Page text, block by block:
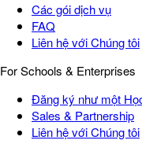
Các gói dịch vụ
FAQ
Liên hệ với Chúng tôi
For Schools & Enterprises
Đăng ký như một
Sales & Partnership
Liên hệ với Chúng tôi